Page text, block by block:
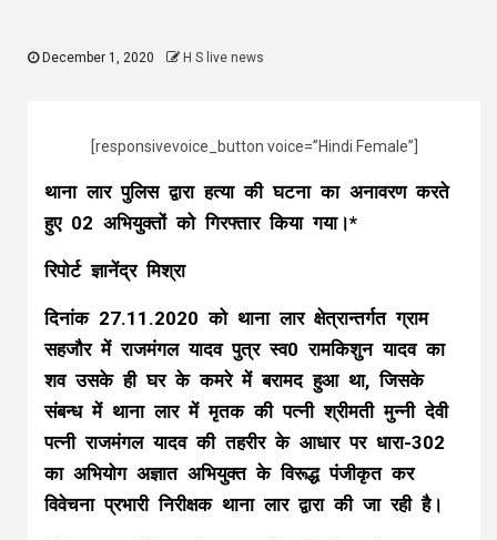
December 1, 2020 H S live news
[responsivevoice_button voice=”Hindi Female”]
थाना लार पुलिस द्वारा हत्या की घटना का अनावरण करते
हुए 02 अभियुक्तों को गिरफ्तार किया गया।*
रिपोर्ट ज्ञानेंद्र मिश्रा
दिनांक 27.11.2020 को थाना लार क्षेत्रान्तर्गत ग्राम
सहजौर में राजमंगल यादव पुत्र स्व0 रामकिशुन यादव का
शव उसके ही घर के कमरे में बरामद हुआ था, जिसके
संबन्ध में थाना लार में मृतक की पत्नी श्रीमती मुन्नी देवी
पत्नी राजमंगल यादव की तहरीर के आधार पर धारा-302
का अभियोग अज्ञात अभियुक्त के विरूद्ध पंजीकृत कर
विवेचना प्रभारी निरीक्षक थाना लार द्वारा की जा रही है।